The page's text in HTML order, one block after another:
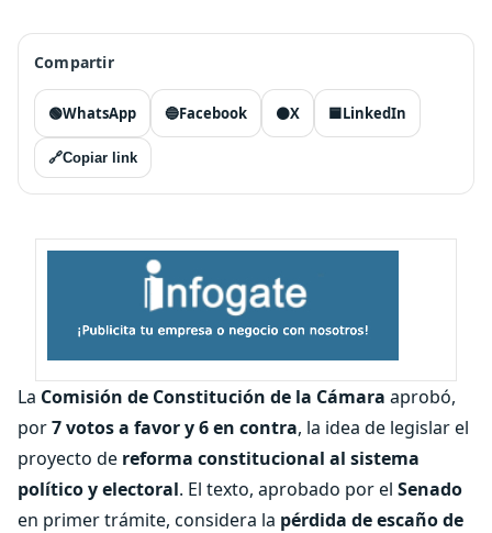
Compartir
🟢WhatsApp 🔵Facebook ⚫X 🟦LinkedIn
🔗Copiar link
La Comisión de Constitución de la Cámara aprobó,
por7 votos a favor y 6 en contra, la idea de legislar el
proyecto de reforma constitucional al sistema
político y electoral. El texto, aprobado por el Senado
en primer trámite, considera la pérdida de escaño de